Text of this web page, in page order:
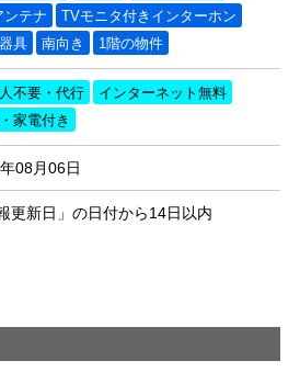
ンテナ
TVモニタ付きインターホン
具
南向き 1階の物件
不要・代行
インターネット無料
家電付き
08月06日
更新日」の日付から14日以内